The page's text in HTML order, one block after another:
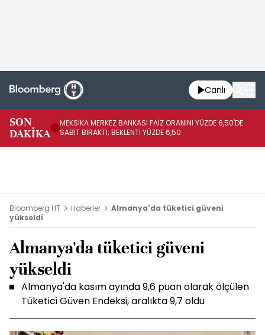
Canlı
SON
DAKİKA
MEKSİKA MERKEZ BANKASI FAİZ ORANINI YÜZDE 6,50'DE
SABİT BIRAKTI; BEKLENTİ YÜZDE 6,50
Bloomberg HT Haberler
Almanya'da tüketici güveni
yükseldi
Almanya'da tüketici güveni
yükseldi
Almanya'da kasım ayında 9,6 puan olarak ölçülen
Tüketici Güven Endeksi, aralıkta 9,7 oldu